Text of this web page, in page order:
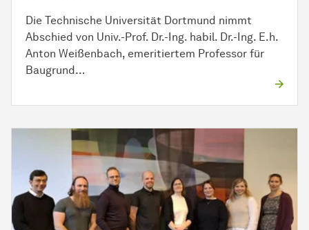
Die Technische Universität Dortmund nimmt
Abschied von Univ.-Prof. Dr.-Ing. habil. Dr.-Ing. E.h.
Anton Weißenbach, emeritiertem Professor für
Baugrund…